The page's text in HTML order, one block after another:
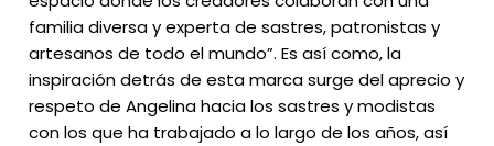
familia diversa y experta de sastres, patronistas y
artesanos de todo el mundo”. Es así como, la
inspiración detrás de esta marca surge del aprecio y
respeto de Angelina hacia los sastres y modistas
con los que ha trabajado a lo largo de los años, así